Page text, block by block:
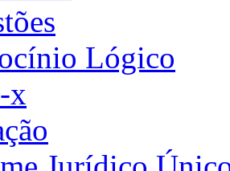
Lógico
x